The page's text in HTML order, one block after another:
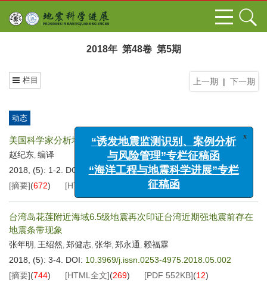
2018年 第48卷 第5期
上一期 | 下一期
栏目
动态
美国科学家分析地震预警的潜力与局限
赵纪东, 编译
2018, (5): 1-2.
DOI:
10.3969/j.issn.0253-4975.2018.05.001
[摘要](672) [HTML全文] [PDF315KB
台湾岛花莲附近海域6.5级地震再次印证台湾近期强地震前存在
地震条带现象
张年明 , 王绍然, 郑健志, 张华, 郑永通 , 赖福霖
2018, (5): 3-4. DOI: 10.3969/j.issn.0253-4975.2018.05.002
[摘要](744) [HTML全文](269) [PDF 552KB](12)
“诱发地震监测识别、案例分析
与风险管理”专栏征稿函
“海洋工程与地震科学进展”专栏
征稿函